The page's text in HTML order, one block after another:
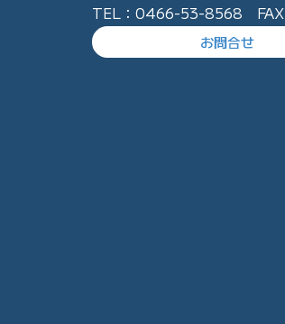
TEL：0466-53-8568
お問合せ